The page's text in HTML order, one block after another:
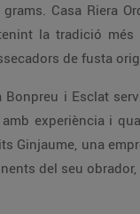
Casa Riera
la tradició
de fusta
Bonpreu i Esclat
amb experiència i
Ginjaume, una
del seu